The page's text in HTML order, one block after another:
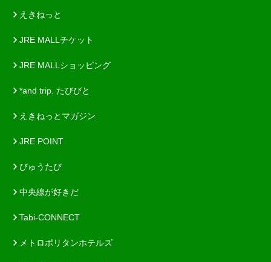
えきねっと
JRE MALLチケット
JRE MALLショッピング
*and trip. たびびと
えきねっとマガジン
JRE POINT
びゅうたび
中央線が好きだ
Tabi-CONNECT
メトロポリタンホテルズ